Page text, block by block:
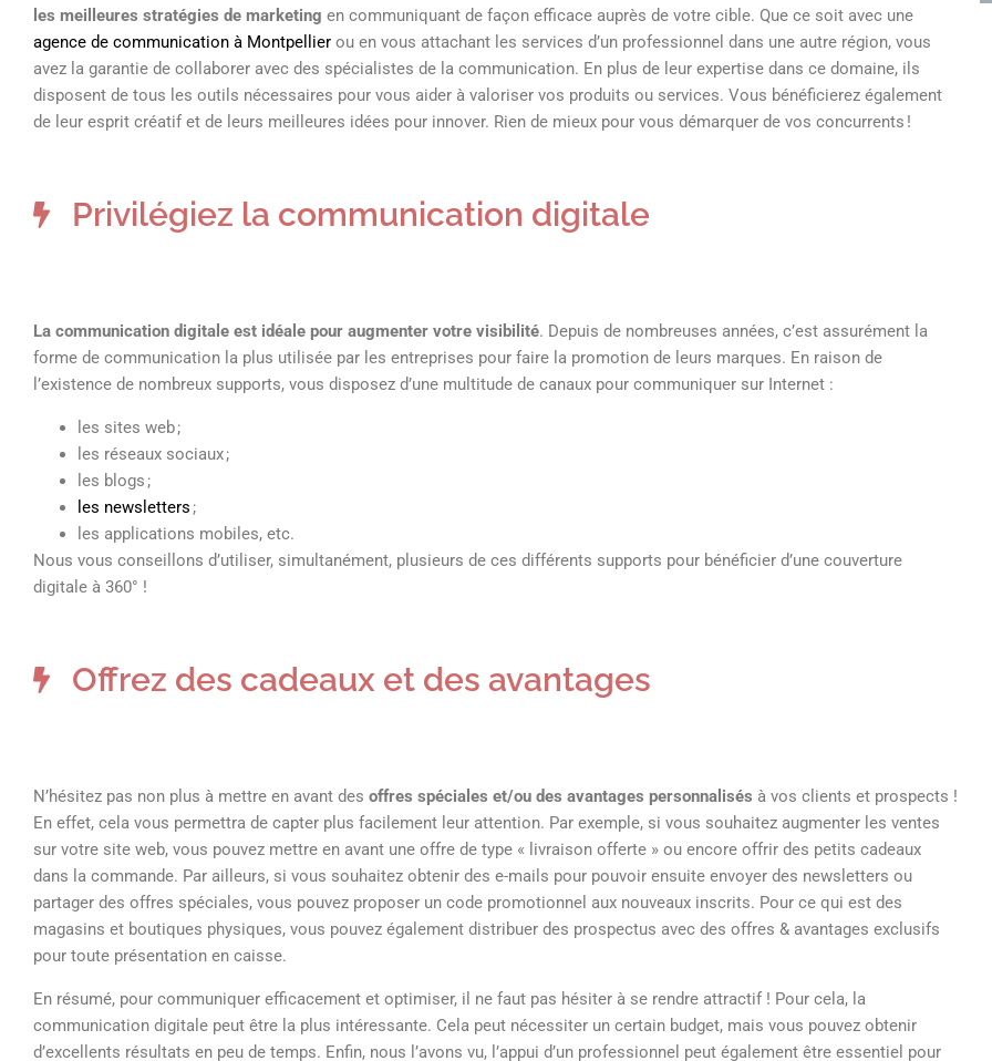
les meilleures stratégies de marketing en communiquant de façon efficace auprès de votre cible. Que ce soit avec une
agence de communication à Montpellier ou en vous attachant les services d’un professionnel dans une autre région, vous
avez la garantie de collaborer avec des spécialistes de la communication. En plus de leur expertise dans ce domaine, ils
disposent de tous les outils nécessaires pour vous aider à valoriser vos produits ou services. Vous bénéficierez également
de leur esprit créatif et de leurs meilleures idées pour innover. Rien de mieux pour vous démarquer de vos concurrents !
Privilégiez la communication digitale
La communication digitale est idéale pour augmenter votre visibilité. Depuis de nombreuses années, c’est assurément la
forme de communication la plus utilisée par les entreprises pour faire la promotion de leurs marques. En raison de
l’existence de nombreux supports, vous disposez d’une multitude de canaux pour communiquer sur Internet :
les sites web ;
les réseaux sociaux ;
les blogs ;
les newsletters ;
les applications mobiles, etc.
Nous vous conseillons d’utiliser, simultanément, plusieurs de ces différents supports pour bénéficier d’une couverture
digitale à 360° !
Offrez des cadeaux et des avantages
N’hésitez pas non plus à mettre en avant des offres spéciales et/ou des avantages personnalisés à vos clients et prospects !
En effet, cela vous permettra de capter plus facilement leur attention. Par exemple, si vous souhaitez augmenter les ventes
sur votre site web, vous pouvez mettre en avant une offre de type « livraison offerte » ou encore offrir des petits cadeaux
dans la commande. Par ailleurs, si vous souhaitez obtenir des e-mails pour pouvoir ensuite envoyer des newsletters ou
partager des offres spéciales, vous pouvez proposer un code promotionnel aux nouveaux inscrits. Pour ce qui est des
magasins et boutiques physiques, vous pouvez également distribuer des prospectus avec des offres & avantages exclusifs
pour toute présentation en caisse.
En résumé, pour communiquer efficacement et optimiser, il ne faut pas hésiter à se rendre attractif ! Pour cela, la
communication digitale peut être la plus intéressante. Cela peut nécessiter un certain budget, mais vous pouvez obtenir
d’excellents résultats en peu de temps. Enfin, nous l’avons vu, l’appui d’un professionnel peut également être essentiel pour